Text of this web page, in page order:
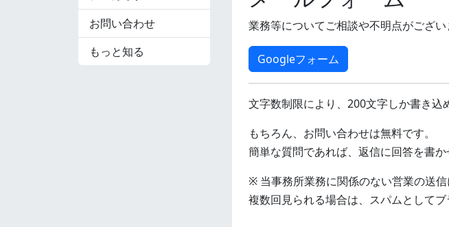
お問い合わせ
もっと知る
業務等についてご相談や不明点がござ
Googleフォーム
文字数制限により、200文字しか書き込
もちろん、お問い合わせは無料です。
簡単な質問であれば、返信に回答を書か
※ 当事務所業務に関係のない営業の送信
複数回見られる場合は、スパムとして